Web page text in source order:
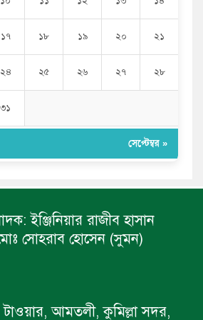
১৭ ১৮ ১৯ ২০ ২১
২৪ ২৫ ২৬ ২৭ ২৮
৩১
সেপ্টেম্বর »
ইঞ্জিনিয়ার রাজীব হাসান
সোহরাব হোসেন (সুমন)
টাওয়ার, আমতলী, কুমিল্লা সদর,